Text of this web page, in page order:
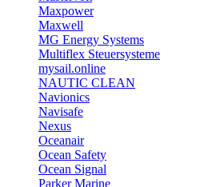
Maxpower
Maxwell
MG Energy Systems
Multiflex Steuersysteme
mysail.online
NAUTIC CLEAN
Navionics
Navisafe
Nexus
Oceanair
Ocean Safety
Ocean Signal
Parker Marine